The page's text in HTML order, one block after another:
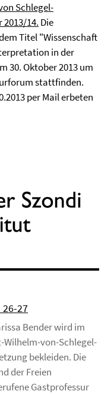
Schlegel-
14. Die
Titel "Wissenschaft
in der
30. Oktober 2013 um
stattfinden.
per Mail erbeten
27
Bender wird im
Wilhelm-von-Schlegel-
bekleiden. Die
der Freien
Gastprofessur